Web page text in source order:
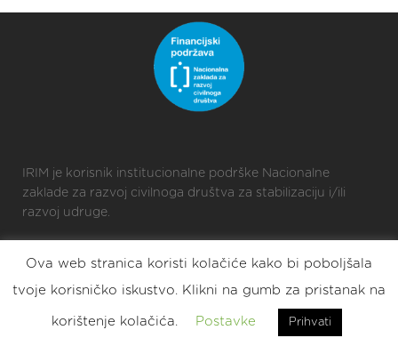
IRIM je korisnik institucionalne podrške Nacionalne
zaklade za razvoj civilnoga društva za stabilizaciju i/ili
razvoj udruge.
Eat. Sleep. DIY. Repeat.
Ova web stranica koristi kolačiće kako bi poboljšala
tvoje korisničko iskustvo. Klikni na gumb za pristanak na
korištenje kolačića. Postavke Prihvati